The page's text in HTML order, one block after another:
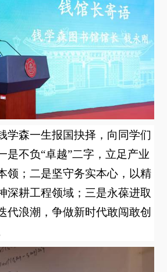
学森一生报国抉择，向同学们
是不负“卓越”二字，立足产业
领；二是坚守务实本心，以精
深耕工程领域；三是永葆进取
代浪潮，争做新时代敢闯敢创